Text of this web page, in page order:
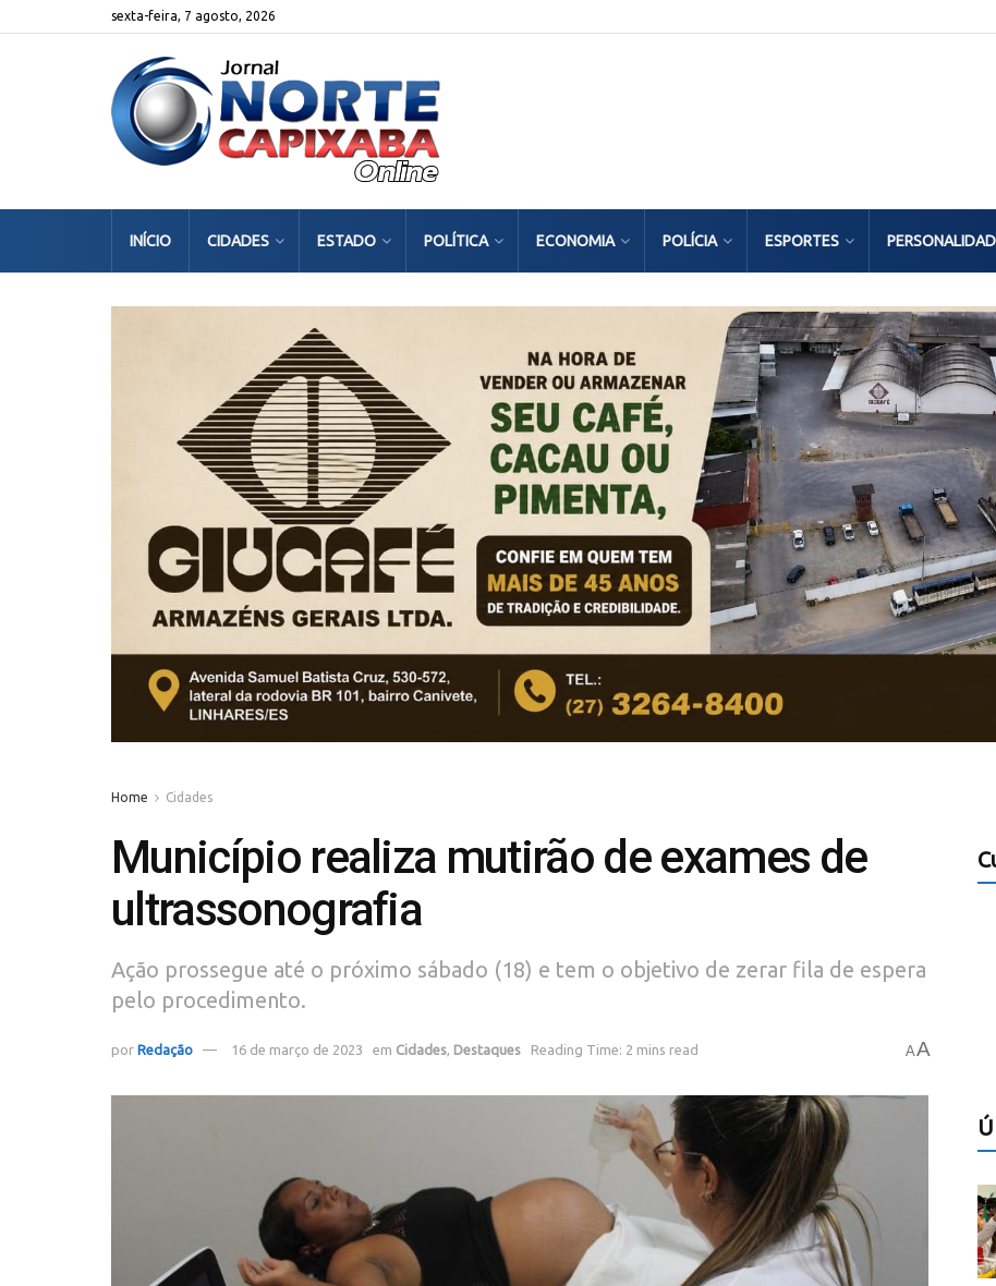
sexta-feira, 7 agosto, 2026
INÍCIO CIDADES ESTADO POLÍTICA ECONOMIA POLÍCIA ESPORTES
Home Cidades
Município realiza mutirão de exames de
ultrassonografia
Ação prossegue até o próximo sábado (18) e tem o objetivo de zerar fila de espera
pelo procedimento.
por Redação 16 de março de 2023 em Cidades, Destaques Reading Time: 2 mins read AA